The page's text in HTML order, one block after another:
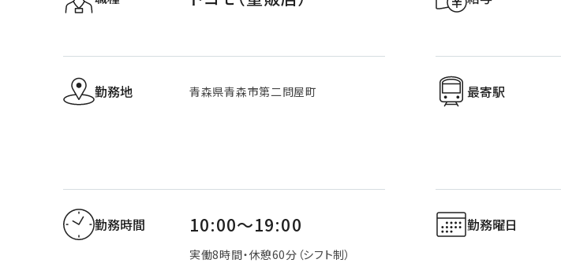
勤務地 青森県青森市第二問屋町 最寄駅
勤務時間 10:00～19:00
実働8時間・休憩60分（シフト制）
勤務曜日